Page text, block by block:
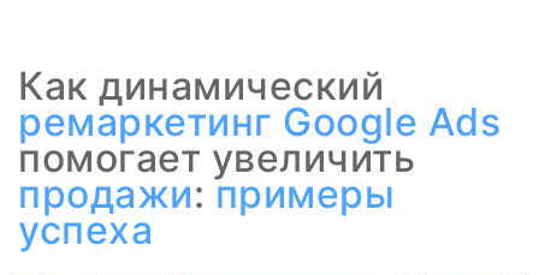
Как динамический
ремаркетинг Google Ads
помогает увеличить
продажи:примеры
успеха